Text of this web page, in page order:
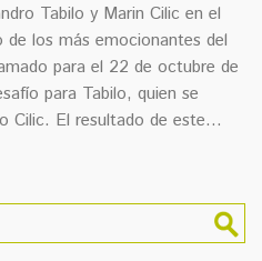
Tabilo y Marin Cilic en el
los más emocionantes del
para el 22 de octubre de
para Tabilo, quien se
Cilic. El resultado de este
de Tabilo en el torneo, ya